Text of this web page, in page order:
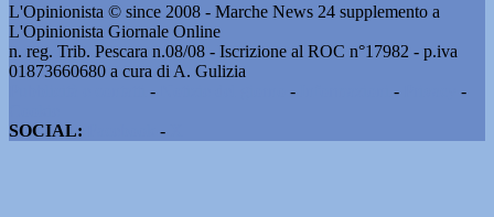
L'Opinionista © since 2008 - Marche News 24 supplemento a
L'Opinionista Giornale Online
n. reg. Trib. Pescara n.08/08 - Iscrizione al ROC n°17982 - p.iva
01873660680 a cura di A. Gulizia
- - -
-
SOCIAL:
-